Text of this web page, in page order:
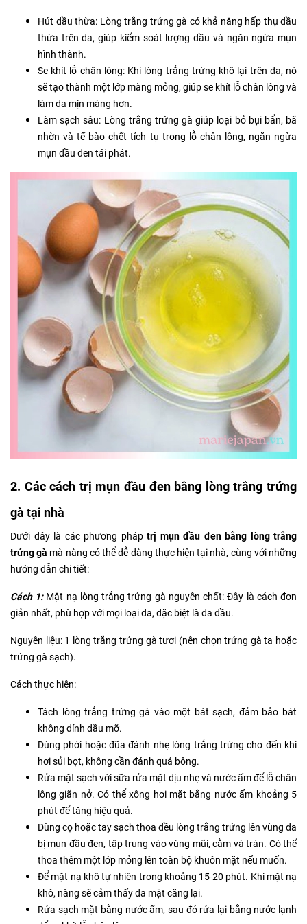
Hút dầu thừa: Lòng trắng trứng gà có khả năng hấp thụ dầu
thừa trên da, giúp kiểm soát lượng dầu và ngăn ngừa mụn
hình thành.
Se khít lỗ chân lông: Khi lòng trắng trứng khô lại trên da, nó
sẽ tạo thành một lớp màng mỏng, giúp se khít lỗ chân lông và
làm da mịn màng hơn.
Làm sạch sâu: Lòng trắng trứng gà giúp loại bỏ bụi bẩn, bã
nhờn và tế bào chết tích tụ trong lỗ chân lông, ngăn ngừa
mụn đầu đen tái phát.
2. Các cách trị mụn đầu đen bằng lòng trắng trứng
gà tại nhà
Dưới đây là các phương pháp trị mụn đầu đen bằng lòng trắng
trứng gà mà nàng có thể dễ dàng thực hiện tại nhà, cùng với những
hướng dẫn chi tiết:
Cách 1:Mặt nạ lòng trắng trứng gà nguyên chất: Đây là cách đơn
giản nhất, phù hợp với mọi loại da, đặc biệt là da dầu.
Nguyên liệu: 1 lòng trắng trứng gà tươi (nên chọn trứng gà ta hoặc
trứng gà sạch).
Cách thực hiện:
Tách lòng trắng trứng gà vào một bát sạch, đảm bảo bát
không dính dầu mỡ.
Dùng phới hoặc đũa đánh nhẹ lòng trắng trứng cho đến khi
hơi sủi bọt, không cần đánh quá bông.
Rửa mặt sạch với sữa rửa mặt dịu nhẹ và nước ấm để lỗ chân
lông giãn nở. Có thể xông hơi mặt bằng nước ấm khoảng 5
phút để tăng hiệu quả.
Dùng cọ hoặc tay sạch thoa đều lòng trắng trứng lên vùng da
bị mụn đầu đen, tập trung vào vùng mũi, cằm và trán. Có thể
thoa thêm một lớp mỏng lên toàn bộ khuôn mặt nếu muốn.
Để mặt nạ khô tự nhiên trong khoảng 15-20 phút. Khi mặt nạ
khô, nàng sẽ cảm thấy da mặt căng lại.
Rửa sạch mặt bằng nước ấm, sau đó rửa lại bằng nước lạnh